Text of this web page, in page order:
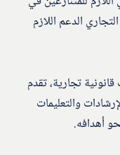
الدعم اللازم
تجارية، تقدم
والتعليمات
أهدافه.